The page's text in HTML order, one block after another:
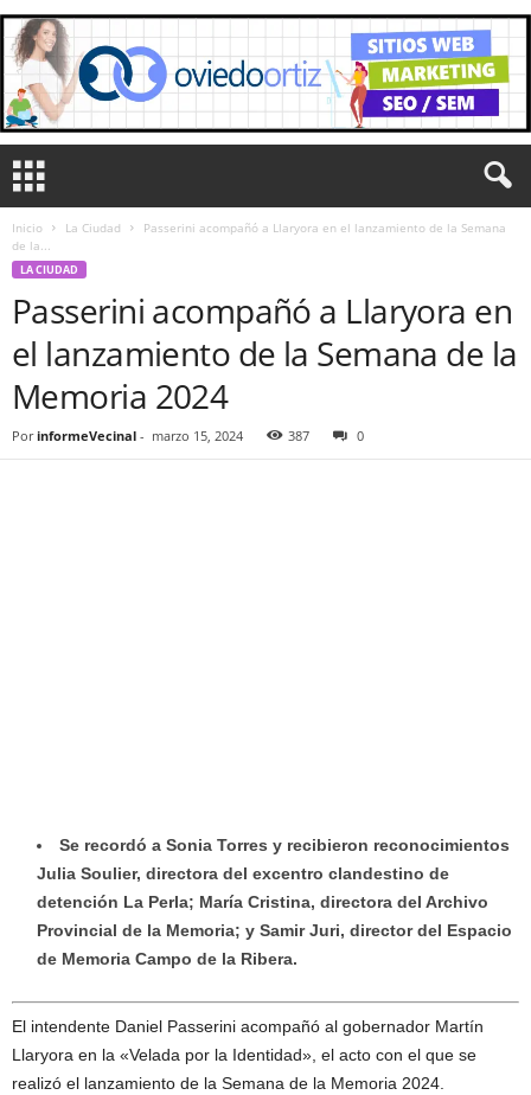
Inicio La Ciudad
Passerini acompañó a Llaryora en el lanzamiento de la Semana
de la...
LA CIUDAD
Passerini acompañó a Llaryora en
el lanzamiento de la Semana de la
Memoria 2024
Por informeVecinal - marzo 15, 2024 387 0
Se recordó a Sonia Torres y recibieron reconocimientos
Julia Soulier, directora del excentro clandestino de
detención La Perla; María Cristina, directora del Archivo
Provincial de la Memoria; y Samir Juri, director del Espacio
de Memoria Campo de la Ribera.
El intendente Daniel Passerini acompañó al gobernador Martín
Llaryora en la «Velada por la Identidad», el acto con el que se
realizó el lanzamiento de la Semana de la Memoria 2024.